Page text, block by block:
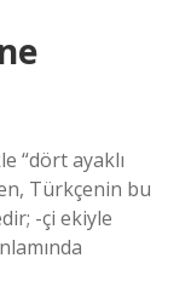
“dört ayaklı
Türkçenin bu
-çi ekiyle